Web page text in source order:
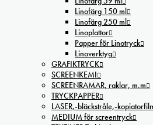
Linofärg 150 ml
Linofärg 250 ml
Linoplattor
Papper för Linotryck
Linoverktyg
GRAFIKTRYCK
SCREENKEMI
SCREENRAMAR, raklar, m.m
TRYCKPAPPER
LASER,-bläckstråle,-
MEDIUM för screentryck